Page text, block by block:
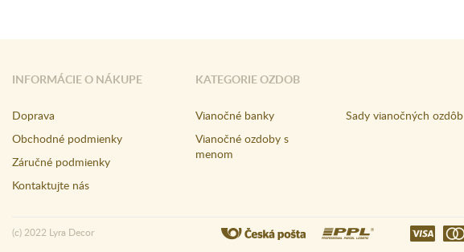
INFORMÁCIE O NÁKUPE
Doprava
Obchodné podmienky
Záručné podmienky
Kontaktujte nás
KATEGORIE OZDOB
Vianočné banky
Vianočné ozdoby s
menom
Sady vianočných ozdôb
(c) 2022 Lyra Decor